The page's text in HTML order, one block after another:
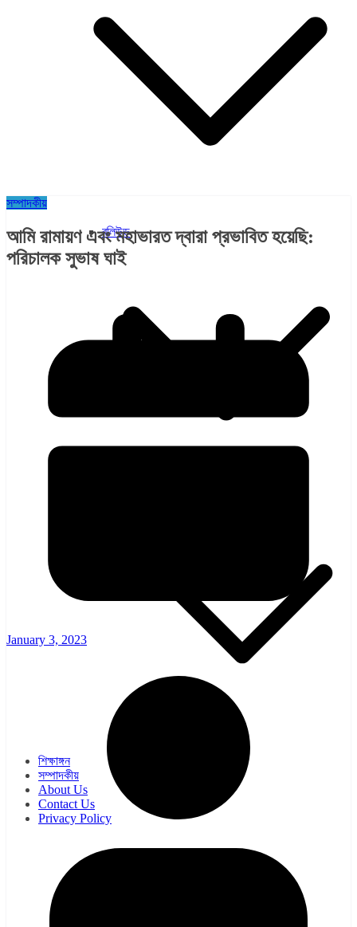
বলিউড
শিক্ষাঙ্গন
সম্পাদকীয়
About Us
Contact Us
Privacy Policy
সম্পাদকীয়
আমি রামায়ণ এবং মহাভারত দ্বারা প্রভাবিত হয়েছি:
পরিচালক সুভাষ ঘাই
January 3, 2023